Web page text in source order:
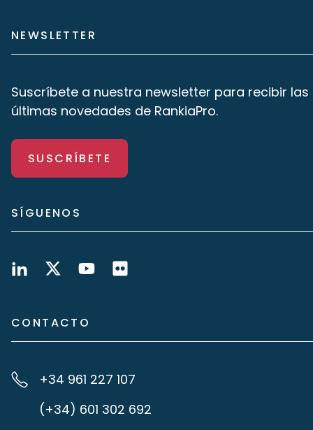
NEWSLETTER
Suscríbete a nuestra newsletter para recibir las
últimas novedades de RankiaPro.
SUSCRÍBETE
SÍGUENOS
CONTACTO
+34 961 227 107
(+34) 601 302 692